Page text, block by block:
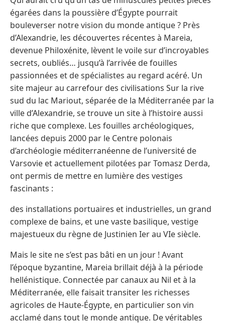
égarées dans la poussière d’Égypte pourrait
bouleverser notre vision du monde antique ? Près
d’Alexandrie, les découvertes récentes à Mareia,
devenue Philoxénite, lèvent le voile sur d’incroyables
secrets, oubliés… jusqu’à l’arrivée de fouilles
passionnées et de spécialistes au regard acéré. Un
site majeur au carrefour des civilisations Sur la rive
sud du lac Mariout, séparée de la Méditerranée par la
ville d’Alexandrie, se trouve un site à l’histoire aussi
riche que complexe. Les fouilles archéologiques,
lancées depuis 2000 par le Centre polonais
d’archéologie méditerranéenne de l’université de
Varsovie et actuellement pilotées par Tomasz Derda,
ont permis de mettre en lumière des vestiges
fascinants :
des installations portuaires et industrielles, un grand
complexe de bains, et une vaste basilique, vestige
majestueux du règne de Justinien Ier au VIe siècle.
Mais le site ne s’est pas bâti en un jour ! Avant
l’époque byzantine, Mareia brillait déjà à la période
hellénistique. Connectée par canaux au Nil et à la
Méditerranée, elle faisait transiter les richesses
agricoles de Haute-Égypte, en particulier son vin
acclamé dans tout le monde antique. De véritables